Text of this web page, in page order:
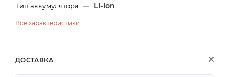
Тип аккумулятора — Li-ion
Все характеристики
ДОСТАВКА